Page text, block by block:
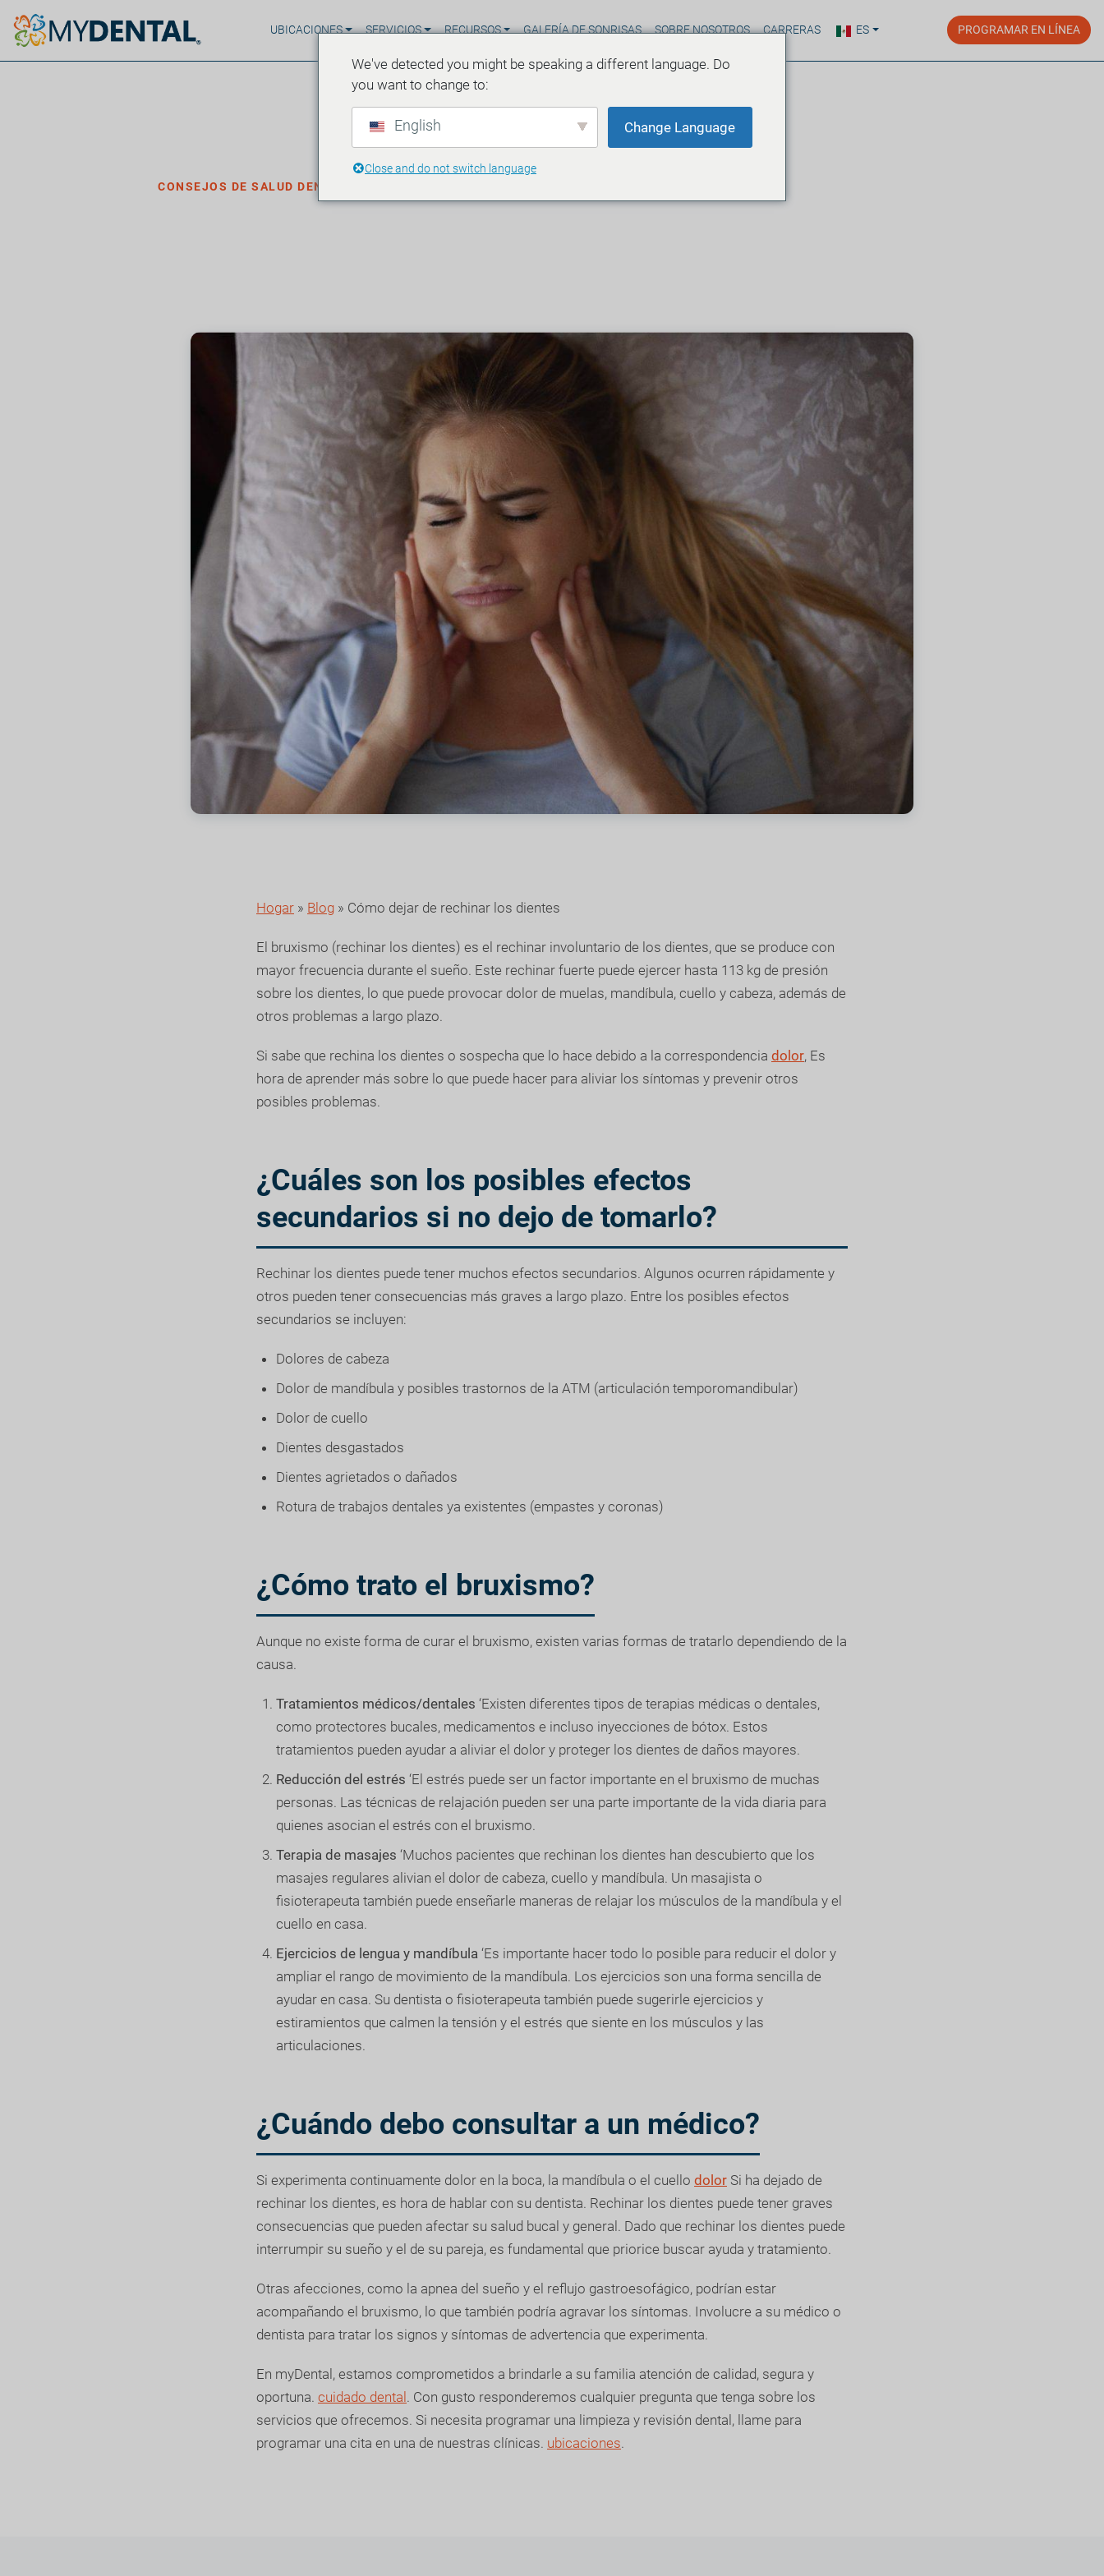
UBICACIONES SERVICIOS RECURSOS GALERÍA DE SONRISAS SOBRE NOSOTROS CARRERAS ES PROGRAMAR EN LÍNEA
CONSEJOS DE SALUD DENTAL
Hogar » Blog » Cómo dejar de rechinar los dientes
El bruxismo (rechinar los dientes) es el rechinar involuntario de los dientes, que se produce con
mayor frecuencia durante el sueño. Este rechinar fuerte puede ejercer hasta 113 kg de presión
sobre los dientes, lo que puede provocar dolor de muelas, mandíbula, cuello y cabeza, además de
otros problemas a largo plazo.
Si sabe que rechina los dientes o sospecha que lo hace debido a la correspondencia dolor, Es
hora de aprender más sobre lo que puede hacer para aliviar los síntomas y prevenir otros
posibles problemas.
¿Cuáles son los posibles efectos
secundarios si no dejo de tomarlo?
Rechinar los dientes puede tener muchos efectos secundarios. Algunos ocurren rápidamente y
otros pueden tener consecuencias más graves a largo plazo. Entre los posibles efectos
secundarios se incluyen:
Dolores de cabeza
Dolor de mandíbula y posibles trastornos de la ATM (articulación temporomandibular)
Dolor de cuello
Dientes desgastados
Dientes agrietados o dañados
Rotura de trabajos dentales ya existentes (empastes y coronas)
¿Cómo trato el bruxismo?
Aunque no existe forma de curar el bruxismo, existen varias formas de tratarlo dependiendo de la
causa.
Tratamientos médicos/dentales ‘Existen diferentes tipos de terapias médicas o dentales,
como protectores bucales, medicamentos e incluso inyecciones de bótox. Estos
tratamientos pueden ayudar a aliviar el dolor y proteger los dientes de daños mayores.
Reducción del estrés ‘El estrés puede ser un factor importante en el bruxismo de muchas
personas. Las técnicas de relajación pueden ser una parte importante de la vida diaria para
quienes asocian el estrés con el bruxismo.
Terapia de masajes ‘Muchos pacientes que rechinan los dientes han descubierto que los
masajes regulares alivian el dolor de cabeza, cuello y mandíbula. Un masajista o
fisioterapeuta también puede enseñarle maneras de relajar los músculos de la mandíbula y el
cuello en casa.
Ejercicios de lengua y mandíbula ‘Es importante hacer todo lo posible para reducir el dolor y
ampliar el rango de movimiento de la mandíbula. Los ejercicios son una forma sencilla de
ayudar en casa. Su dentista o fisioterapeuta también puede sugerirle ejercicios y
estiramientos que calmen la tensión y el estrés que siente en los músculos y las
articulaciones.
¿Cuándo debo consultar a un médico?
Si experimenta continuamente dolor en la boca, la mandíbula o el cuello dolor Si ha dejado de
rechinar los dientes, es hora de hablar con su dentista. Rechinar los dientes puede tener graves
consecuencias que pueden afectar su salud bucal y general. Dado que rechinar los dientes puede
interrumpir su sueño y el de su pareja, es fundamental que priorice buscar ayuda y tratamiento.
Otras afecciones, como la apnea del sueño y el reflujo gastroesofágico, podrían estar
acompañando el bruxismo, lo que también podría agravar los síntomas. Involucre a su médico o
dentista para tratar los signos y síntomas de advertencia que experimenta.
En myDental, estamos comprometidos a brindarle a su familia atención de calidad, segura y
oportuna. cuidado dental. Con gusto responderemos cualquier pregunta que tenga sobre los
servicios que ofrecemos. Si necesita programar una limpieza y revisión dental, llame para
programar una cita en una de nuestras clínicas. ubicaciones.
We've detected you might be speaking a different language. Do
you want to change to:
English Change Language
Close and do not switch language